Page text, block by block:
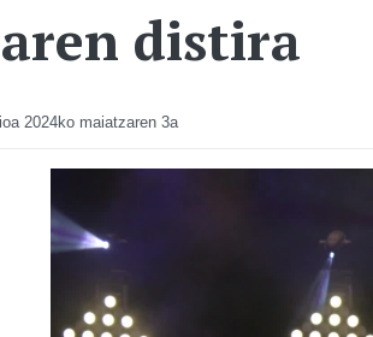
distira
2024ko maiatzaren 3a